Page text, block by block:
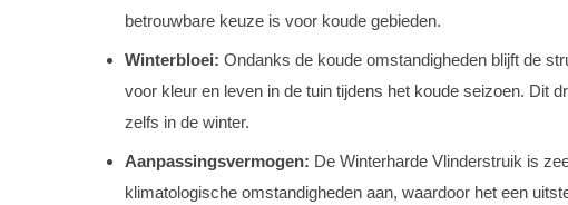
betrouwbare keuze is voor koude gebieden.
Winterbloei: Ondanks de koude omstandigheden blijft de
voor kleur en leven in de tuin tijdens het koude seizoen. Dit
zelfs in de winter.
Aanpassingsvermogen: De Winterharde Vlinderstruik is
klimatologische omstandigheden aan, waardoor het een